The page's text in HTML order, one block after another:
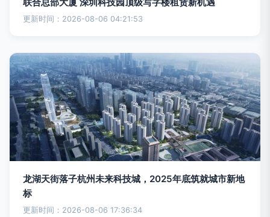
更新时间：2026-08-06 04:21:53
龙湖天街落子杭州未来科技城，2025年底筑就城市新地
标
更新时间：2026-08-06 17:36:34